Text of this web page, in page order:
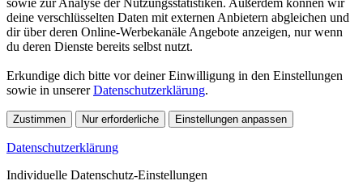
deine verschlüsselten Daten mit externen Anbietern abgleichen und
dir über deren Online-Werbekanäle Angebote anzeigen, nur wenn
du deren Dienste bereits selbst nutzt.
Erkundige dich bitte vor deiner Einwilligung in den Einstellungen
sowie in unsererDatenschutzerklärung.
Zustimmen Nur erforderliche Einstellungen anpassen
Datenschutzerklärung
Individuelle Datenschutz-Einstellungen